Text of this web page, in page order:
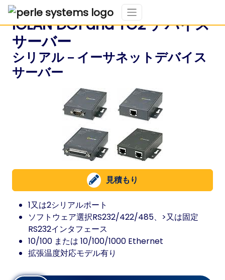
IOLAN DG1 and TG2 デバイス
サーバー
シリアル－イーサネットデバイス
サーバー
見積もり
1又は2シリアルポート
ソフトウェア選択RS232/422/485、>又は固定
RS232インタフェース
10/100 または 10/100/1000 Ethernet
拡張温度対応モデル有り